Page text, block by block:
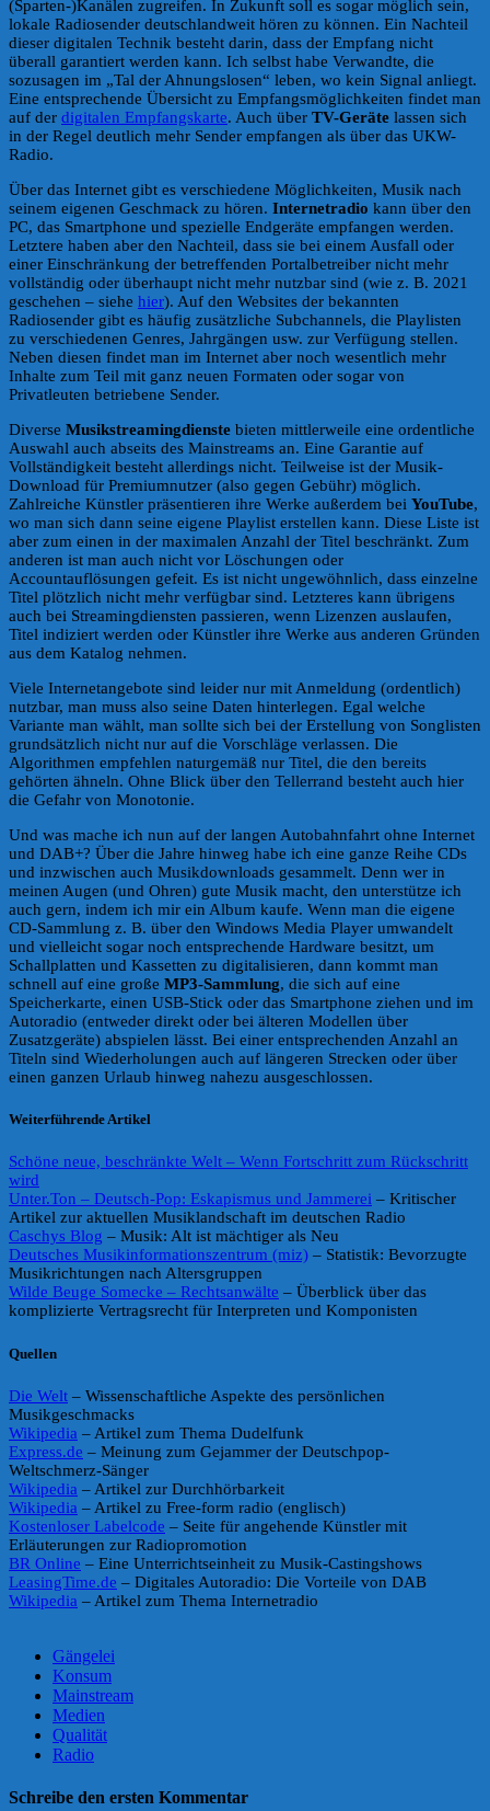
(Sparten-)Kanälen zugreifen. In Zukunft soll es sogar möglich sein,
lokale Radiosender deutschlandweit hören zu können. Ein Nachteil
dieser digitalen Technik besteht darin, dass der Empfang nicht
überall garantiert werden kann. Ich selbst habe Verwandte, die
sozusagen im „Tal der Ahnungslosen“ leben, wo kein Signal anliegt.
Eine entsprechende Übersicht zu Empfangsmöglichkeiten findet man
auf der digitalen Empfangskarte. Auch über TV-Geräte lassen sich
in der Regel deutlich mehr Sender empfangen als über das UKW-
Radio.
Über das Internet gibt es verschiedene Möglichkeiten, Musik nach
seinem eigenen Geschmack zu hören. Internetradio kann über den
PC, das Smartphone und spezielle Endgeräte empfangen werden.
Letztere haben aber den Nachteil, dass sie bei einem Ausfall oder
einer Einschränkung der betreffenden Portalbetreiber nicht mehr
vollständig oder überhaupt nicht mehr nutzbar sind (wie z. B. 2021
geschehen – siehe hier). Auf den Websites der bekannten
Radiosender gibt es häufig zusätzliche Subchannels, die Playlisten
zu verschiedenen Genres, Jahrgängen usw. zur Verfügung stellen.
Neben diesen findet man im Internet aber noch wesentlich mehr
Inhalte zum Teil mit ganz neuen Formaten oder sogar von
Privatleuten betriebene Sender.
Diverse Musikstreamingdienste bieten mittlerweile eine ordentliche
Auswahl auch abseits des Mainstreams an. Eine Garantie auf
Vollständigkeit besteht allerdings nicht. Teilweise ist der Musik-
Download für Premiumnutzer (also gegen Gebühr) möglich.
Zahlreiche Künstler präsentieren ihre Werke außerdem bei YouTube,
wo man sich dann seine eigene Playlist erstellen kann. Diese Liste ist
aber zum einen in der maximalen Anzahl der Titel beschränkt. Zum
anderen ist man auch nicht vor Löschungen oder
Accountauflösungen gefeit. Es ist nicht ungewöhnlich, dass einzelne
Titel plötzlich nicht mehr verfügbar sind. Letzteres kann übrigens
auch bei Streamingdiensten passieren, wenn Lizenzen auslaufen,
Titel indiziert werden oder Künstler ihre Werke aus anderen Gründen
aus dem Katalog nehmen.
Viele Internetangebote sind leider nur mit Anmeldung (ordentlich)
nutzbar, man muss also seine Daten hinterlegen. Egal welche
Variante man wählt, man sollte sich bei der Erstellung von Songlisten
grundsätzlich nicht nur auf die Vorschläge verlassen. Die
Algorithmen empfehlen naturgemäß nur Titel, die den bereits
gehörten ähneln. Ohne Blick über den Tellerrand besteht auch hier
die Gefahr von Monotonie.
Und was mache ich nun auf der langen Autobahnfahrt ohne Internet
und DAB+? Über die Jahre hinweg habe ich eine ganze Reihe CDs
und inzwischen auch Musikdownloads gesammelt. Denn wer in
meinen Augen (und Ohren) gute Musik macht, den unterstütze ich
auch gern, indem ich mir ein Album kaufe. Wenn man die eigene
CD-Sammlung z. B. über den Windows Media Player umwandelt
und vielleicht sogar noch entsprechende Hardware besitzt, um
Schallplatten und Kassetten zu digitalisieren, dann kommt man
schnell auf eine große MP3-Sammlung, die sich auf eine
Speicherkarte, einen USB-Stick oder das Smartphone ziehen und im
Autoradio (entweder direkt oder bei älteren Modellen über
Zusatzgeräte) abspielen lässt. Bei einer entsprechenden Anzahl an
Titeln sind Wiederholungen auch auf längeren Strecken oder über
einen ganzen Urlaub hinweg nahezu ausgeschlossen.
Weiterführende Artikel
Schöne neue, beschränkte Welt – Wenn Fortschritt zum Rückschritt
wird
Unter.Ton – Deutsch-Pop: Eskapismus und Jammerei – Kritischer
Artikel zur aktuellen Musiklandschaft im deutschen Radio
Caschys Blog – Musik: Alt ist mächtiger als Neu
Deutsches Musikinformationszentrum (miz) – Statistik: Bevorzugte
Musikrichtungen nach Altersgruppen
Wilde Beuge Somecke – Rechtsanwälte – Überblick über das
komplizierte Vertragsrecht für Interpreten und Komponisten
Quellen
Die Welt – Wissenschaftliche Aspekte des persönlichen
Musikgeschmacks
Wikipedia – Artikel zum Thema Dudelfunk
Express.de – Meinung zum Gejammer der Deutschpop-
Weltschmerz-Sänger
Wikipedia – Artikel zur Durchhörbarkeit
Wikipedia – Artikel zu Free-form radio (englisch)
Kostenloser Labelcode – Seite für angehende Künstler mit
Erläuterungen zur Radiopromotion
BR Online – Eine Unterrichtseinheit zu Musik-Castingshows
LeasingTime.de – Digitales Autoradio: Die Vorteile von DAB
Wikipedia – Artikel zum Thema Internetradio
Gängelei
Konsum
Mainstream
Medien
Qualität
Radio
Schreibe den ersten Kommentar